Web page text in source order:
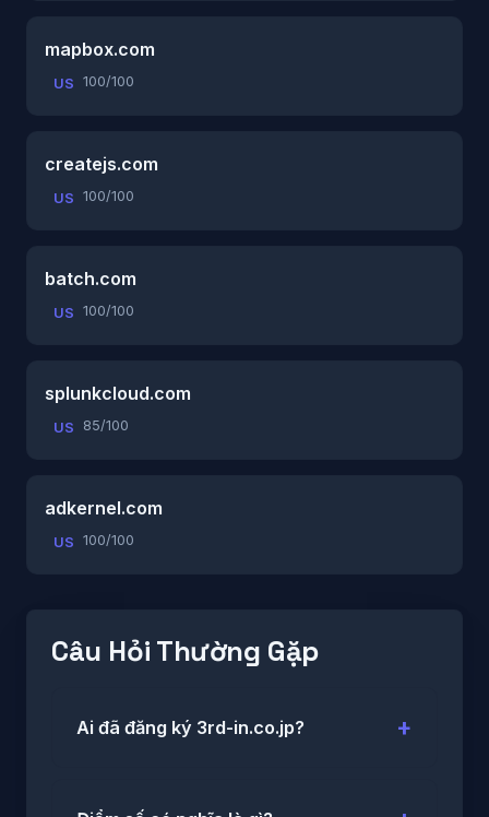
mapbox.com
US 100/100
createjs.com
US 100/100
batch.com
US 100/100
splunkcloud.com
US 85/100
adkernel.com
US 100/100
Câu Hỏi Thường Gặp
Ai đã đăng ký 3rd-in.co.jp?